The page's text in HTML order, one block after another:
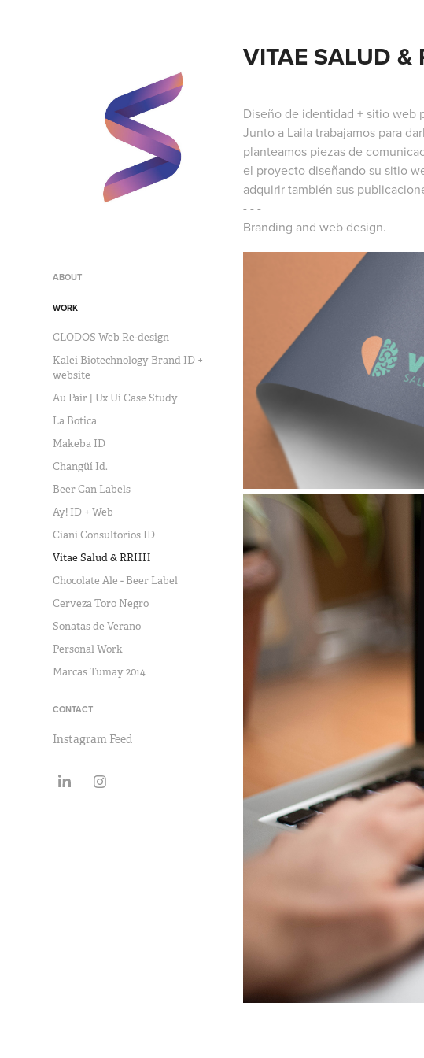
ABOUT
WORK
CLODOS Web Re-design
Kalei Biotechnology Brand ID +
website
Au Pair | Ux Ui Case Study
La Botica
Makeba ID
Changüí Id.
Beer Can Labels
Ay! ID + Web
Ciani Consultorios ID
Vitae Salud & RRHH
Chocolate Ale - Beer Label
Cerveza Toro Negro
Sonatas de Verano
Personal Work
Marcas Tumay 2014
CONTACT
Instagram Feed
VITAE SALUD &
Diseño de identidad + sitio web
Junto a Laila trabajamos para
planteamos piezas de
el proyecto diseñando su sitio
adquirir también sus
- - -
Branding and web design.